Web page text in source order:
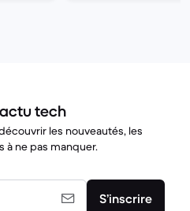
tech
les nouveautés, les
à ne pas manquer.
S’inscrire